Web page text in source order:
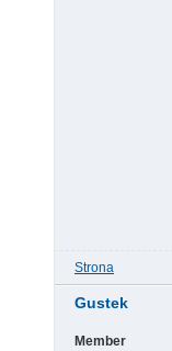
Strona
Gustek
Member